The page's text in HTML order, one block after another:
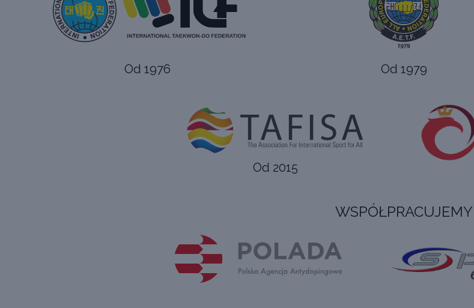
Od 1976 Od 1979
Od 2015
WSPÓŁPRACUJEMY